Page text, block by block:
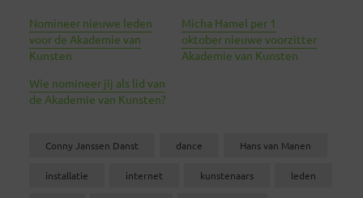
Nomineer nieuwe leden
voor de Akademie van
Kunsten
Micha Hamel per 1
oktober nieuwe voorzitter
Akademie van Kunsten
Wie nomineer jij als lid van
de Akademie van Kunsten?
Conny Janssen Danst dance Hans van Manen
installatie internet kunstenaars leden